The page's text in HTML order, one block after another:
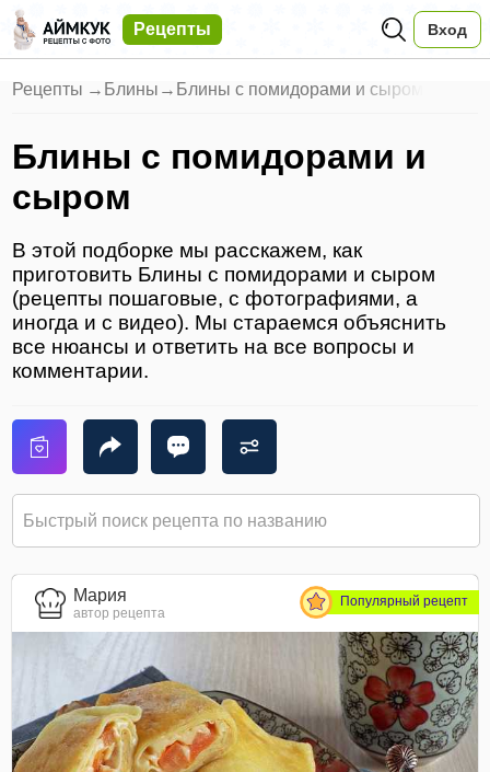
Рецепты Вход
Рецепты → Блины → Блины с помидорами и сыром
Блины с помидорами и
сыром
В этой подборке мы расскажем, как
приготовить Блины с помидорами и сыром
(рецепты пошаговые, с фотографиями, а
иногда и с видео). Мы стараемся объяснить
все нюансы и ответить на все вопросы и
комментарии.
Мария
автор рецепта
Популярный рецепт